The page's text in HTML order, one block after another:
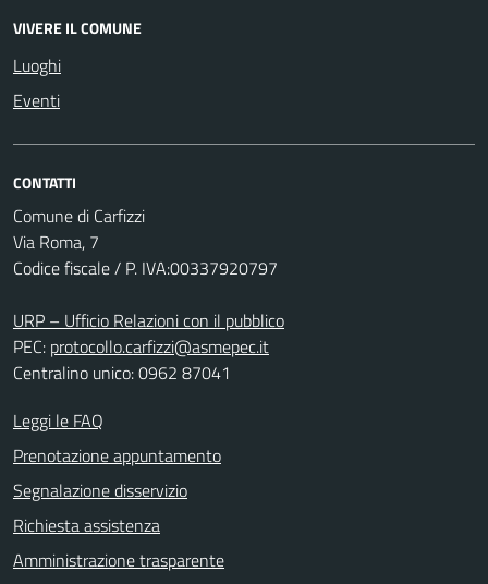
VIVERE IL COMUNE
Luoghi
Eventi
CONTATTI
Comune di Carfizzi
Via Roma, 7
Codice fiscale / P. IVA:00337920797
URP – Ufficio Relazioni con il pubblico
PEC: protocollo.carfizzi@asmepec.it
Centralino unico: 0962 87041
Leggi le FAQ
Prenotazione appuntamento
Segnalazione disservizio
Richiesta assistenza
Amministrazione trasparente